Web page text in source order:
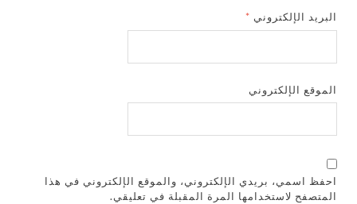
البريد الإلكتروني *
الموقع الإلكتروني
احفظ اسمي، بريدي الإلكتروني، والموقع الإلكتروني في هذا
المتصفح لاستخدامها المرة المقبلة في تعليقي.